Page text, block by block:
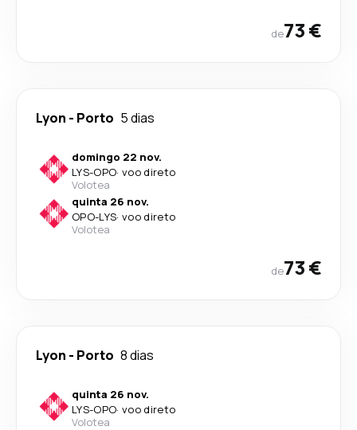
de73 €
Lyon - Porto 5 dias
domingo 22 nov.
LYS-OPO· voo direto
Volotea
quinta 26 nov.
OPO-LYS· voo direto
Volotea
de73 €
Lyon - Porto 8 dias
quinta 26 nov.
LYS-OPO· voo direto
Volotea